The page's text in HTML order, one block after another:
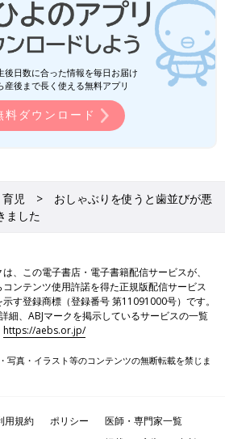
後日数に合った情報を毎日お届け
産後まで長く使える無料アプリ
料ダウンロード
児
おしゃぶりを使うと歯並びが悪
ました
、この電子書店・電子書籍配信サービスが、
ンテンツ使用許諾を得た正規版配信サービス
す登録商標（登録番号 第11091000号）です。
細、ABJマークを掲示しているサービスの一覧
https://aebs.or.jp/
写真・イラスト等のコンテンツの無断転載を禁じま
用規約 ポリシー
医師・専門家一覧